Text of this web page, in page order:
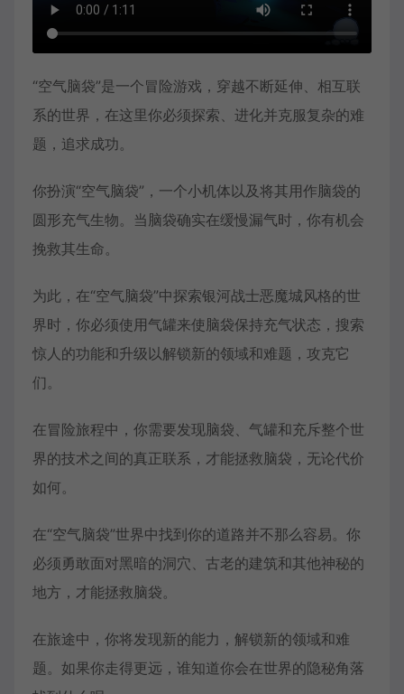
“空气脑袋”是一个冒险游戏，穿越不断延伸、相互联
系的世界，在这里你必须探索、进化并克服复杂的难
题，追求成功。
你扮演“空气脑袋”，一个小机体以及将其用作脑袋的
圆形充气生物。当脑袋确实在缓慢漏气时，你有机会
挽救其生命。
为此，在“空气脑袋”中探索银河战士恶魔城风格的世
界时，你必须使用气罐来使脑袋保持充气状态，搜索
惊人的功能和升级以解锁新的领域和难题，攻克它
们。
在冒险旅程中，你需要发现脑袋、气罐和充斥整个世
界的技术之间的真正联系，才能拯救脑袋，无论代价
如何。
在“空气脑袋”世界中找到你的道路并不那么容易。你
必须勇敢面对黑暗的洞穴、古老的建筑和其他神秘的
地方，才能拯救脑袋。
在旅途中，你将发现新的能力，解锁新的领域和难
题。如果你走得更远，谁知道你会在世界的隐秘角落